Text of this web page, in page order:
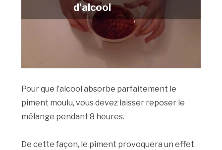
d’alcool
Pour que l’alcool absorbe parfaitement le
piment moulu, vous devez laisser reposer le
mélange pendant 8 heures.
De cette façon, le piment provoquera un effet